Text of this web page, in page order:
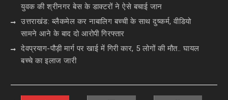
युवक की श्रीनगर बेस के डाक्टरों ने ऐसे बचाई जान
उत्तराखंड: ब्लैकमेल कर नाबालिग बच्ची के साथ दुष्कर्म, वीडियो
सामने आने के बाद दो आरोपी गिरफ्तार
देवप्रयाग-पौड़ी मार्ग पर खाई में गिरी कार, 5 लोगों की मौत.. घायल
बच्चे का इलाज जारी